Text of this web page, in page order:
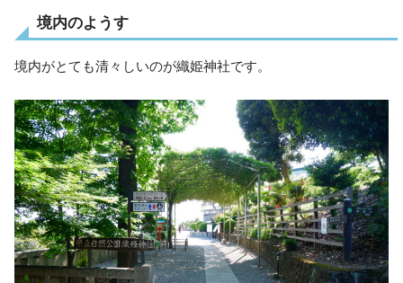
境内のようす
境内がとても清々しいのが織姫神社です。